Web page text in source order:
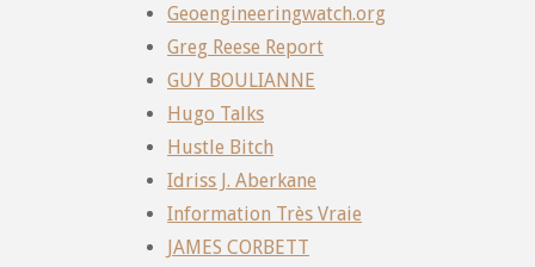
Geoengineeringwatch.org
Greg Reese Report
GUY BOULIANNE
Hugo Talks
Hustle Bitch
Idriss J. Aberkane
Information Très Vraie
JAMES CORBETT